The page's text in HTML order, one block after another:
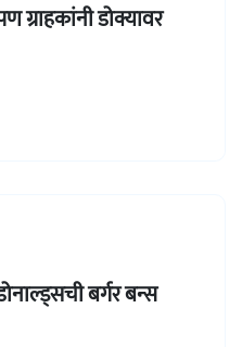
बर्गर बन्स